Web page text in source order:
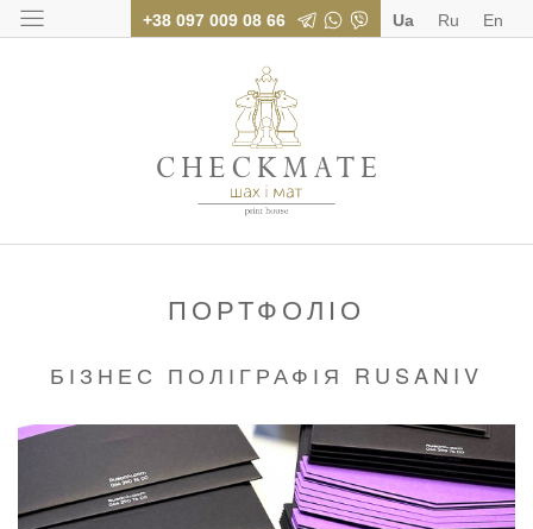
+38 097 009 08 66 Ua Ru En
ПОРТФОЛІО
БІЗНЕС ПОЛІГРАФІЯ RUSANIV